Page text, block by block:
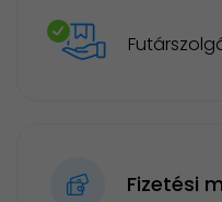
Fizetési